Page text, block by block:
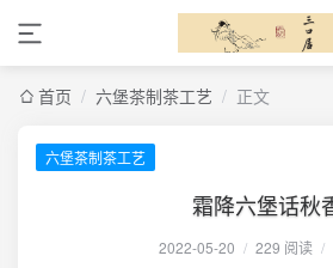
首页 / 六堡茶制茶工艺 / 正文
六堡茶制茶工艺
霜降六堡话秋
2022-05-20 / 229 阅读 /